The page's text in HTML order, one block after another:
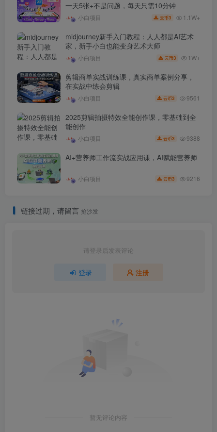
一天5张+不是问题，每天只需10分钟
小白项目 云币3 1.1W+
midjourney新手入门教程：人人都是AI艺术
家，新手小白也能变身艺术大师
小白项目 云币3 1W+
剪辑商单实战训练课，真实商单案例分享，
在实战中练会剪辑
小白项目 云币3 9561
2025剪辑拍摄特效全能创作课，零基础到全
能创作
小白项目 云币3 9388
AI+营养师工作流实战应用课，AI赋能营养师
小白项目 云币3 9216
链接过期，请留言 抢沙发
请登录后发表评论
登录 注册
暂无评论内容